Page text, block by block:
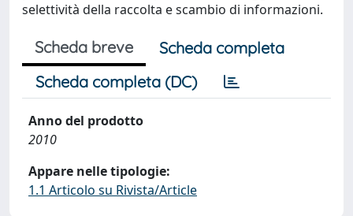
selettività della raccolta e scambio di informazioni.
Scheda breve
Scheda completa
Scheda completa (DC)
Anno del prodotto
2010
Appare nelle tipologie:
1.1 Articolo su Rivista/Article